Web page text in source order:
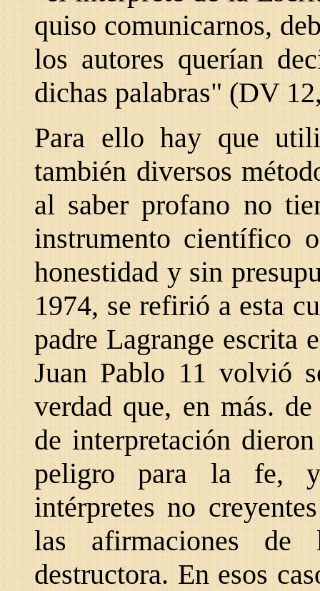
quiso comunicarnos,
los autores querían
dichas palabras" (DV
Para ello hay que
también diversos
al saber profano no
instrumento científico
honestidad y sin
1974, se refirió a esta
padre Lagrange escrita
Juan Pablo 11 volvió
verdad que, en más.
de interpretación
peligro para la fe,
intérpretes no
las afirmaciones
destructora. En esos